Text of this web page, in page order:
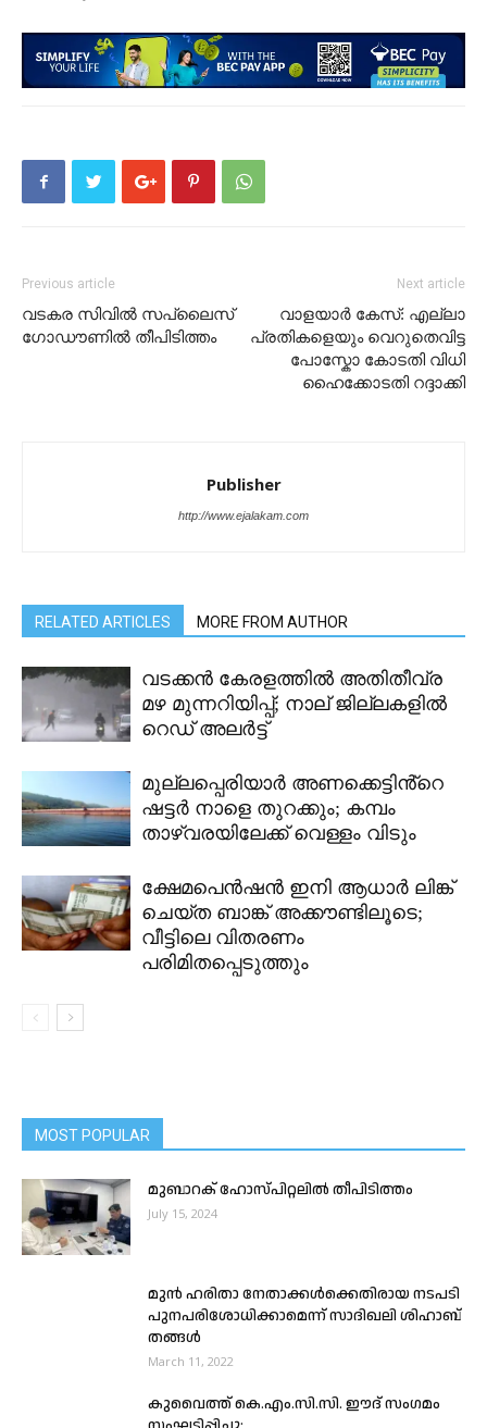
Previous article
വ​ട​ക​ര സി​വി​ൽ സ​പ്ലൈ​സ്
ഗോ​ഡൗ​ണി​ൽ തീ​പി​ടി​ത്തം
Next article
വാളയാര്‍ കേസ്: എല്ലാ
പ്രതികളെയും വെറുതെവിട്ട
പോസ്കോ കോടതി വിധി
ഹൈക്കോടതി റദ്ദാക്കി
Publisher
http://www.ejalakam.com
RELATED ARTICLES MORE FROM AUTHOR
വടക്കൻ കേരളത്തിൽ അതിതീവ്ര
മഴ മുന്നറിയിപ്പ്; നാല് ജില്ലകളിൽ
റെഡ് അലർട്ട്
മുല്ലപ്പെരിയാർ അണക്കെട്ടിൻ്റെ
ഷട്ടർ നാളെ തുറക്കും; കമ്പം
താഴ്വരയിലേക്ക് വെള്ളം വിടും
ക്ഷേമപെൻഷൻ ഇനി ആധാർ ലിങ്ക്
ചെയ്ത ബാങ്ക് അക്കൗണ്ടിലൂടെ;
വീട്ടിലെ വിതരണം
പരിമിതപ്പെടുത്തും
MOST POPULAR
മുബാറക് ഹോസ്പിറ്റലില്‍ തീപിടിത്തം
July 15, 2024
മുന്‍ ഹരിതാ നേതാക്കള്‍ക്കെതിരായ നടപടി
പുനപരിശോധിക്കാമെന്ന് സാദിഖലി ശിഹാബ്
തങ്ങൾ
March 11, 2022
കുവൈത്ത് കെ.എം.സി.സി. ഈദ് സംഗമം